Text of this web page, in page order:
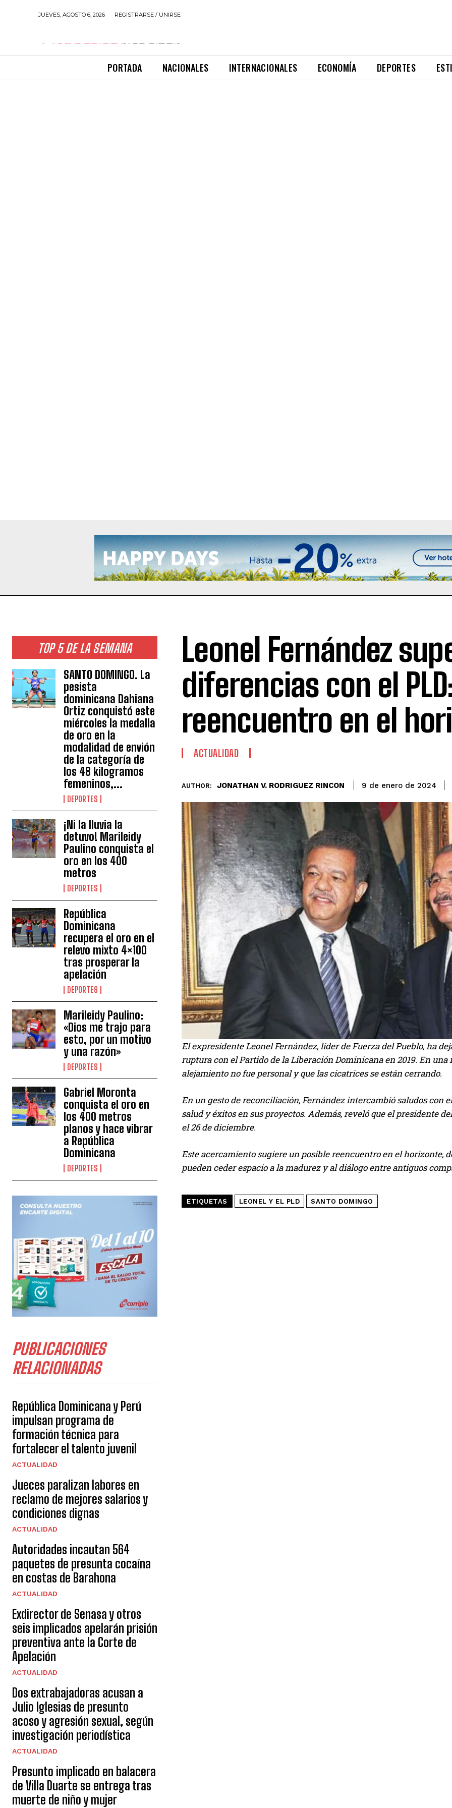
JUEVES, AGOSTO 6, 2026 REGISTRARSE / UNIRSE
PORTADA NACIONALES INTERNACIONALES ECONOMÍA DEPORTES
TOP 5 DE LA SEMANA
SANTO DOMINGO. La
pesista
dominicana Dahiana
Ortiz conquistó este
miércoles la medalla
de oro en la
modalidad de envión
de la categoría de
los 48 kilogramos
femeninos,...
DEPORTES
¡Ni la lluvia la
detuvo! Marileidy
Paulino conquista el
oro en los 400
metros
DEPORTES
República
Dominicana
recupera el oro en el
relevo mixto 4×100
tras prosperar la
apelación
DEPORTES
Marileidy Paulino:
«Dios me trajo para
esto, por un motivo
y una razón»
DEPORTES
Gabriel Moronta
conquista el oro en
los 400 metros
planos y hace vibrar
a República
Dominicana
DEPORTES
PUBLICACIONES
RELACIONADAS
República Dominicana y Perú
impulsan programa de
formación técnica para
fortalecer el talento juvenil
ACTUALIDAD
Jueces paralizan labores en
reclamo de mejores salarios y
condiciones dignas
ACTUALIDAD
Autoridades incautan 564
paquetes de presunta cocaína
en costas de Barahona
ACTUALIDAD
Exdirector de Senasa y otros
seis implicados apelarán prisión
preventiva ante la Corte de
Apelación
ACTUALIDAD
Dos extrabajadoras acusan a
Julio Iglesias de presunto
acoso y agresión sexual, según
investigación periodística
ACTUALIDAD
Presunto implicado en balacera
de Villa Duarte se entrega tras
muerte de niño y mujer
Leonel Fernández
diferencias con el
reencuentro en el
ACTUALIDAD
AUTHOR: JONATHAN V. RODRIGUEZ RINCON 9 de enero de 2024
El expresidente Leonel Fernández, líder de Fuerza del Pueblo, ha
ruptura con el Partido de la Liberación Dominicana en 2019. En una
alejamiento no fue personal y que las cicatrices se están cerrando.
En un gesto de reconciliación, Fernández intercambió saludos con
salud y éxitos en sus proyectos. Además, reveló que el presidente
el 26 de diciembre.
Este acercamiento sugiere un posible reencuentro en el horizonte,
pueden ceder espacio a la madurez y al diálogo entre antiguos
ETIQUETAS LEONEL Y EL PLD SANTO DOMINGO